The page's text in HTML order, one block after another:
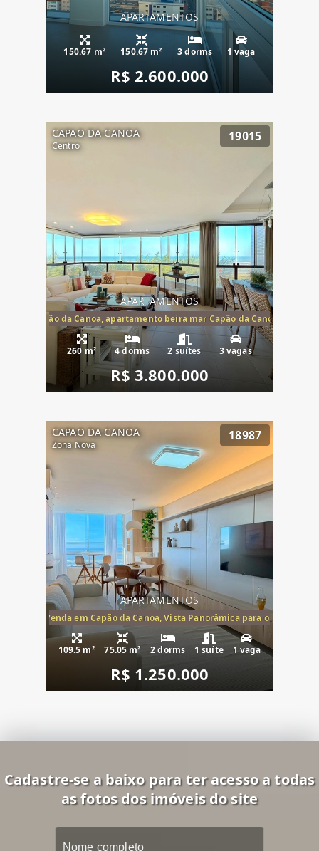
APARTAMENTOS
150.67 m² 150.67 m² 3 dorms 1 vaga
R$ 2.600.000
CAPAO DA CANOA
Centro
19015
APARTAMENTOS
mar Capão da Canoa, apartamento beira mar Capão da Canoa,
260 m² 4 dorms 2 suítes 3 vagas
R$ 3.800.000
CAPAO DA CANOA
Zona Nova
18987
APARTAMENTOS
Mar à Venda em Capão da Canoa, Vista Panorâmica para o Mar, 2
109.5 m² 75.05 m² 2 dorms 1 suíte 1 vaga
R$ 1.250.000
Cadastre-se a baixo para ter acesso a todas
as fotos dos imóveis do site